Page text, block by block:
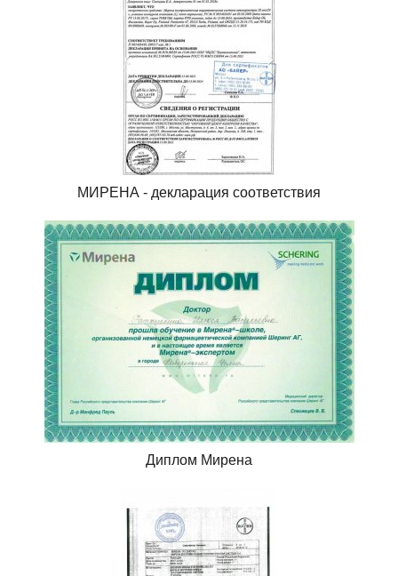
МИРЕНА - декларация соответствия
Диплом Мирена